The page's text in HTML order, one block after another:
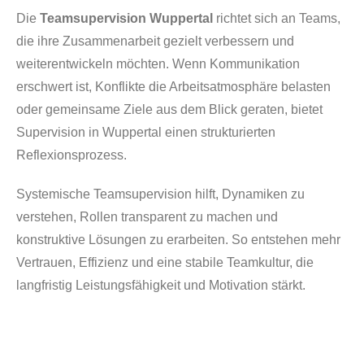
Die Teamsupervision Wuppertal richtet sich an Teams,
die ihre Zusammenarbeit gezielt verbessern und
weiterentwickeln möchten. Wenn Kommunikation
erschwert ist, Konflikte die Arbeitsatmosphäre belasten
oder gemeinsame Ziele aus dem Blick geraten, bietet
Supervision in Wuppertal einen strukturierten
Reflexionsprozess.
Systemische Teamsupervision hilft, Dynamiken zu
verstehen, Rollen transparent zu machen und
konstruktive Lösungen zu erarbeiten. So entstehen mehr
Vertrauen, Effizienz und eine stabile Teamkultur, die
langfristig Leistungsfähigkeit und Motivation stärkt.